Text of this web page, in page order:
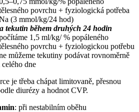
povrchu + fyziologická potřeba
(3 mmol/kg/24 hod)
tekutin během druhých 24 hodin
1,5 ml/kg/ % popáleného
povrchu + fyziologickou potřebu
můžeme tekutiny podávat rovnoměrně
celého dne
je třeba chápat limitovaně, přesnou
diurézy a hodnot CVP.
: při nestabilním oběhu